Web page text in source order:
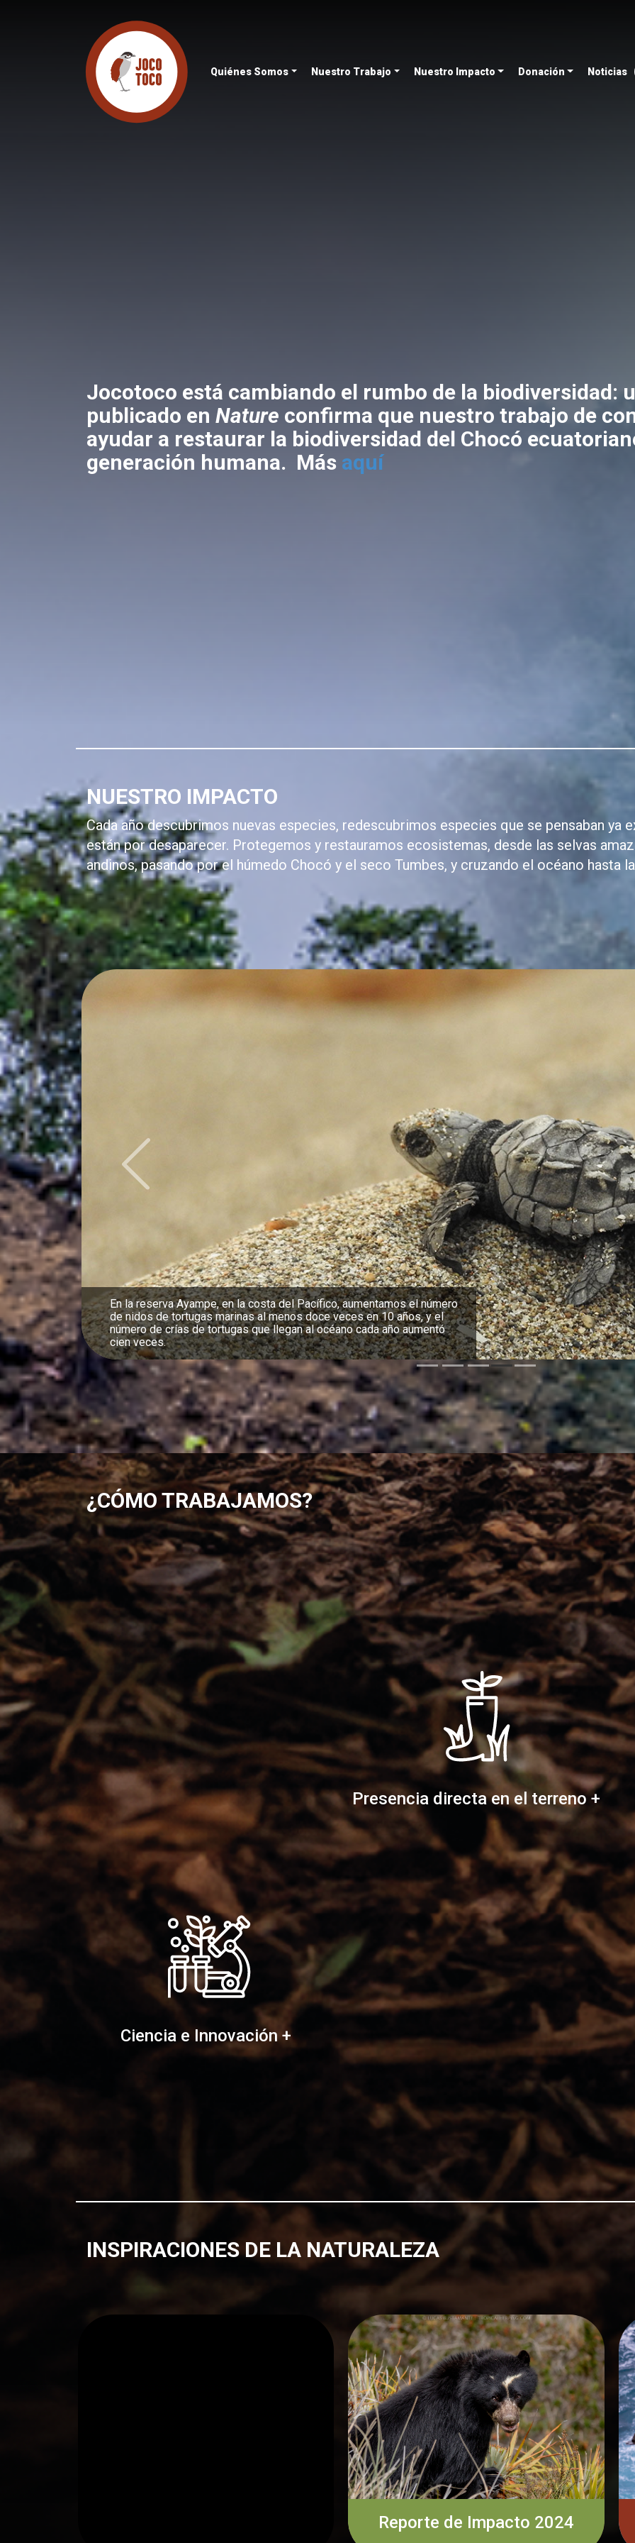
Quiénes Somos Nuestro Trabajo Nuestro Impacto Donación Noticias
Jocotoco está cambiando el rumbo de la biodiversidad:
publicado en Nature confirma que nuestro trabajo de
ayudar a restaurar la biodiversidad del Chocó
generación humana. Más aquí
NUESTRO IMPACTO
Cada año descubrimos nuevas especies, redescubrimos especies que se pensaban ya
están por desaparecer. Protegemos y restauramos ecosistemas, desde las selvas
andinos, pasando por el húmedo Chocó y el seco Tumbes, y cruzando el océano hasta
Nuestra reserva Canandé, en el Chocó, alberga la única población
saludable de jaguares en el oeste de Ecuador
Previous
¿CÓMO TRABAJAMOS?
Ciencia e Innovación +
Presencia directa en el terreno +
INSPIRACIONES DE LA NATURALEZA
Reporte de Impacto 2024